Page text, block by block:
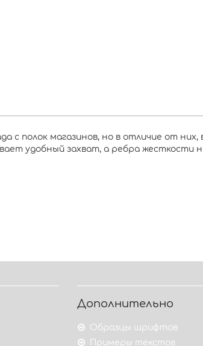
полок магазинов, но в отличие от
удобный захват, а ребра
Дополнительно
Образцы шрифтов
Примеры текстов